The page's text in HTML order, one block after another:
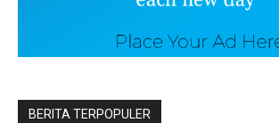
BERITA TERPOPULER